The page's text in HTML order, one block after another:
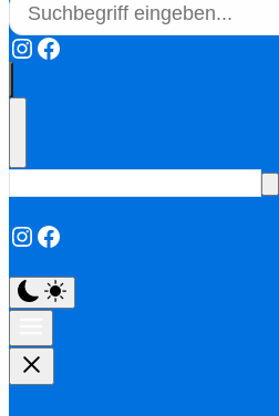
Instagram
Facebook
Instagram
Facebook